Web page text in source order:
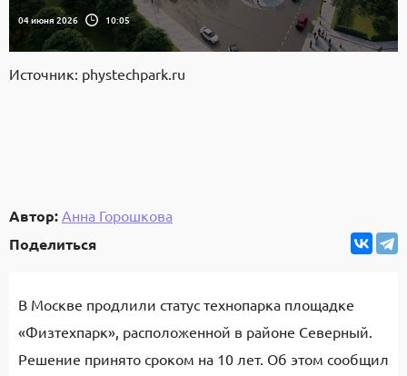
04 июня 2026 10:05
Источник: phystechpark.ru
Автор: Анна Горошкова
Поделиться
В Москве продлили статус технопарка площадке
«Физтехпарк», расположенной в районе Северный.
Решение принято сроком на 10 лет. Об этом сообщил